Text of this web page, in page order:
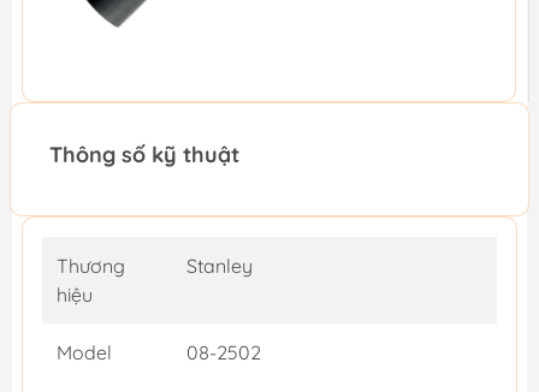
Thông số kỹ thuật
Thương
hiệu
Stanley
Model 08-2502